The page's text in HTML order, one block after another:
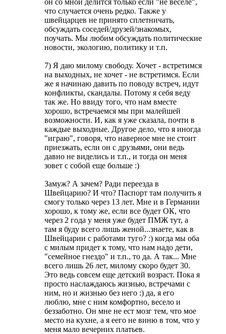
что случается очень редко. Также у
швейцарцев не принято сплетничать,
обсуждать соседей/друзей/знакомых,
поучать. Мы любим обсуждать политические
новости, экологию, политику и т.п.
7) Я даю милому свободу. Хочет - встретимся
на выходных, не хочет - не встретимся. Если
же я начинаю давить по поводу встреч, идут
конфликты, скандалы. Потому я себя веду
так же. Но ввиду того, что нам вместе
хорошо, встречаемся мы при малейшей
возможности. И, как я уже сказала, почти в
каждые выходные. Другое дело, что я иногда
"играю", говоря, что наверное мне не стоит
приезжать, если он с друзьями, они ведь
давно не виделись и т.п., и тогда он меня
зовет с собой еще больше :)
Замуж? А зачем? Ради переезда в
Швейцарию? И что? Паспорт там получить я
смогу только через 13 лет. Мне и в Германии
хорошо, к тому же, если все будет ОК, что
через 2 года у меня уже будет ПМЖ тут, а
там я буду всего лишь женой...знаете, как в
Швейцарии с работами туго? :) когда мы оба
с милым придет к тому, что нам надо дети,
"семейное гнездо" и т.п., то да. А так... Мне
всего лишь 26 лет, милому скоро будет 30.
Это ведь совсем еще детский возраст. Пока я
просто наслаждаюсь жизнью, встречами с
ним, но и жизнью без него :) да, я его
люблю, мне с ним комфортно, весело и
беззаботно. Он мне не ест мозг тем, что мое
место на кухне, а я еего не виню в том, что у
меня мало вечерних платьев.